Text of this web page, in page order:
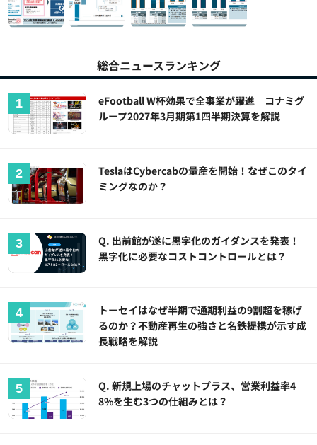
総合ニュースランキング
eFootball W杯効果で全事業が躍進 コナミグ
ループ2027年3月期第1四半期決算を解説
TeslaはCybercabの量産を開始！なぜこのタイ
ミングなのか？
Q. 出前館が遂に黒字化のガイダンスを発表！
黒字化に必要なコストコントロールとは？
トーセイはなぜ半期で通期利益の9割超を稼げ
るのか？不動産再生の強さと名鉄提携が示す成
長戦略を解説
Q. 新規上場のチャットプラス、営業利益率4
8%を生む3つの仕組みとは？